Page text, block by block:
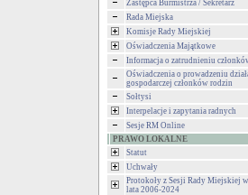
Zastępca Burmistrza / Sekretarz
Rada Miejska
Komisje Rady Miejskiej
Oświadczenia Majątkowe
Informacja o zatrudnieniu
Oświadczenia o prowadzeniu
gospodarczej członków rodzin
Sołtysi
Interpelacje i zapytania radnych
Sesje RM Online
PRAWO LOKALNE
Statut
Uchwały
Protokoły z Sesji Rady Miejskiej
lata 2006-2024